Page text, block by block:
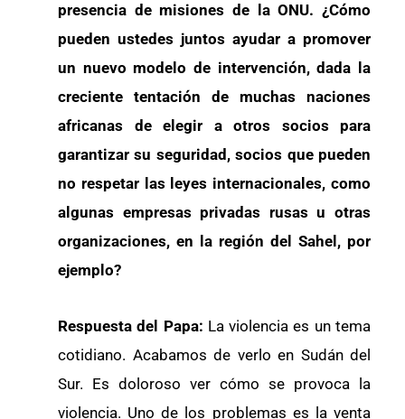
presencia de misiones de la ONU. ¿Cómo
pueden ustedes juntos ayudar a promover
un nuevo modelo de intervención, dada la
creciente tentación de muchas naciones
africanas de elegir a otros socios para
garantizar su seguridad, socios que pueden
no respetar las leyes internacionales, como
algunas empresas privadas rusas u otras
organizaciones, en la región del Sahel, por
ejemplo?
Respuesta del Papa: La violencia es un tema
cotidiano. Acabamos de verlo en Sudán del
Sur. Es doloroso ver cómo se provoca la
violencia. Uno de los problemas es la venta